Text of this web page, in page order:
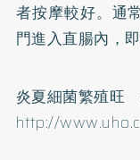
者按摩較好。通
門進入直腸內，
炎夏細菌繁殖旺
http://